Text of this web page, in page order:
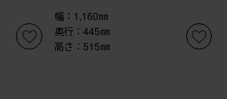
幅：1,160㎜
奥行：445㎜
高さ：515㎜